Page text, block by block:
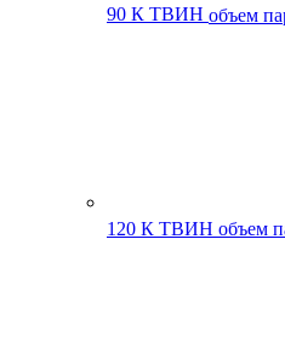
90 К ТВИН объем
120 К ТВИН объем